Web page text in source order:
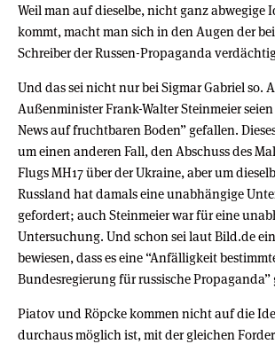
Weil man auf dieselbe, nicht ganz abwegige
kommt, macht man sich in den Augen der
Schreiber der Russen-Propaganda
Und das sei nicht nur bei Sigmar Gabriel so.
Außenminister Frank-Walter Steinmeier seien
News auf fruchtbaren Boden” gefallen.
um einen anderen Fall, den Abschuss des
Flugs MH17 über der Ukraine, aber um
Russland hat damals eine unabhängige
gefordert; auch Steinmeier war für eine
Untersuchung. Und schon sei laut Bild.de
bewiesen, dass es eine “Anfälligkeit
Bundesregierung für russische Propaganda”
Piatov und Röpcke kommen nicht auf die
durchaus möglich ist, mit der gleichen